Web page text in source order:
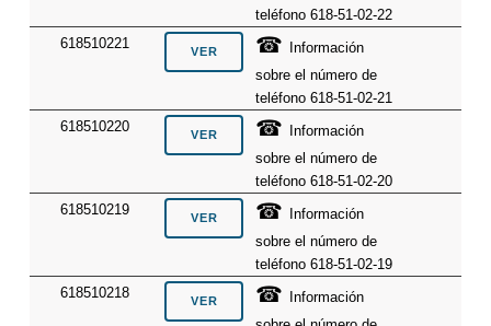
teléfono 618-51-02-22
618510221
☎
Información
sobre el número de
teléfono 618-51-02-21
618510220
☎
Información
sobre el número de
teléfono 618-51-02-20
618510219
☎
Información
sobre el número de
teléfono 618-51-02-19
618510218
☎
Información